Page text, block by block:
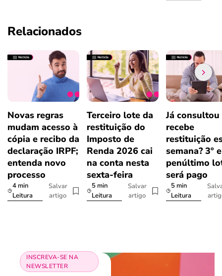
Relacionados
Novas regras
mudam acesso à
cópia e recibo da
declaração IRPF;
entenda novo
processo
4 min
Leitura
Salvar
artigo
Terceiro lote da
restituição do
Imposto de
Renda 2026 cai
na conta nesta
sexta-feira
5 min
Leitura
Salvar
artigo
Já consultou
recebe
restituição
semana? 3º e
penúltimo
será pago
5 min
Leitura
INSCREVA-SE NA
NEWSLETTER